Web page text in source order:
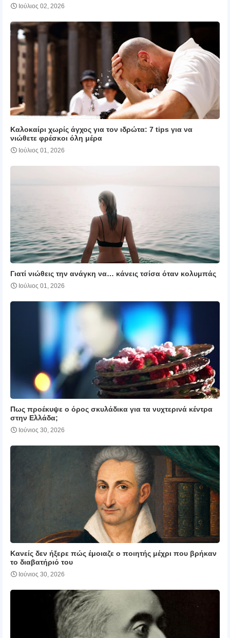
Ιούλιος 02, 2026
Καλοκαίρι χωρίς άγχος για τον ιδρώτα: 7 tips για να
νιώθετε φρέσκοι όλη μέρα
Ιούλιος 01, 2026
Γιατί νιώθεις την ανάγκη να… κάνεις τσίσα όταν κολυμπάς
Ιούλιος 01, 2026
Πως προέκυψε ο όρος σκυλάδικα για τα νυχτερινά κέντρα
στην Ελλάδα;
Ιούνιος 30, 2026
Κανείς δεν ήξερε πώς έμοιαζε ο ποιητής μέχρι που βρήκαν
το διαβατήριό του
Ιούνιος 30, 2026